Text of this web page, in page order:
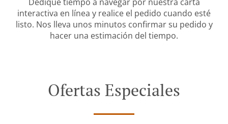
interactiva en línea y realice el pedido cuando esté
listo. Nos lleva unos minutos confirmar su pedido y
hacer una estimación del tiempo.
Ofertas Especiales